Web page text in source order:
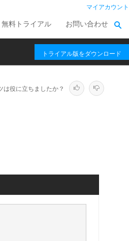
マイアカウント
無料トライアル お問い合わせ
トライアル版をダウンロード
役に立ちましたか？